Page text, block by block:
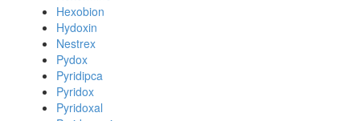
Hexobion
Hydoxin
Nestrex
Pydox
Pyridipca
Pyridox
Pyridoxal